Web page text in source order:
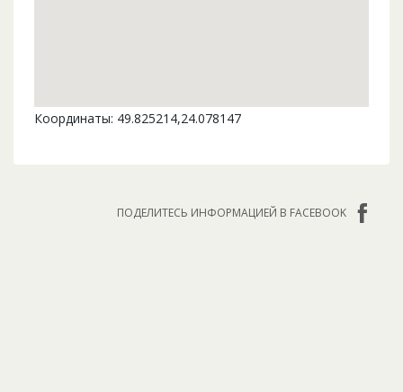
Координаты: 49.825214,24.078147
ПОДЕЛИТЕСЬ ИНФОРМАЦИЕЙ В FACEBOOK